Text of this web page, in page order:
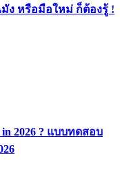
ง หรือมือใหม่ ก็ต้องรู้ !
in 2026 ? แบบทดสอบ